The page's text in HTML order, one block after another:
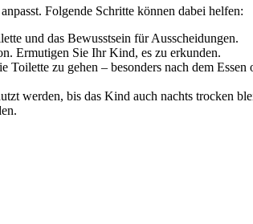
Folgende Schritte können dabei helfen:
und das Bewusstsein für Ausscheidungen.
Ermutigen Sie Ihr Kind, es zu erkunden.
zu gehen – besonders nach dem Essen
werden, bis das Kind auch nachts trocken